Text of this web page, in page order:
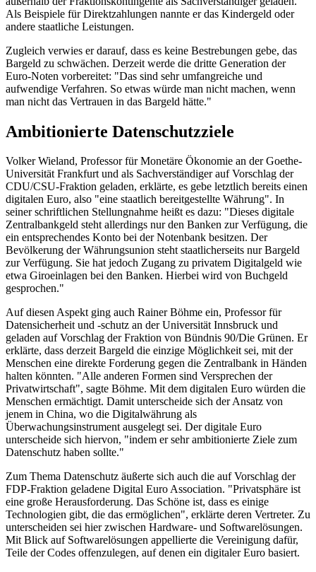
Als Beispiele für Direktzahlungen nannte er das Kindergeld oder
andere staatliche Leistungen.
Zugleich verwies er darauf, dass es keine Bestrebungen gebe, das
Bargeld zu schwächen. Derzeit werde die dritte Generation der
Euro-Noten vorbereitet: "Das sind sehr umfangreiche und
aufwendige Verfahren. So etwas würde man nicht machen, wenn
man nicht das Vertrauen in das Bargeld hätte."
Ambitionierte Datenschutzziele
Volker Wieland, Professor für Monetäre Ökonomie an der Goethe-
Universität Frankfurt und als Sachverständiger auf Vorschlag der
CDU/CSU-Fraktion geladen, erklärte, es gebe letztlich bereits einen
digitalen Euro, also "eine staatlich bereitgestellte Währung". In
seiner schriftlichen Stellungnahme heißt es dazu: "Dieses digitale
Zentralbankgeld steht allerdings nur den Banken zur Verfügung, die
ein entsprechendes Konto bei der Notenbank besitzen. Der
Bevölkerung der Währungsunion steht staatlicherseits nur Bargeld
zur Verfügung. Sie hat jedoch Zugang zu privatem Digitalgeld wie
etwa Giroeinlagen bei den Banken. Hierbei wird von Buchgeld
gesprochen."
Auf diesen Aspekt ging auch Rainer Böhme ein, Professor für
Datensicherheit und -schutz an der Universität Innsbruck und
geladen auf Vorschlag der Fraktion von Bündnis 90/Die Grünen. Er
erklärte, dass derzeit Bargeld die einzige Möglichkeit sei, mit der
Menschen eine direkte Forderung gegen die Zentralbank in Händen
halten könnten. "Alle anderen Formen sind Versprechen der
Privatwirtschaft", sagte Böhme. Mit dem digitalen Euro würden die
Menschen ermächtigt. Damit unterscheide sich der Ansatz von
jenem in China, wo die Digitalwährung als
Überwachungsinstrument ausgelegt sei. Der digitale Euro
unterscheide sich hiervon, "indem er sehr ambitionierte Ziele zum
Datenschutz haben sollte."
Zum Thema Datenschutz äußerte sich auch die auf Vorschlag der
FDP-Fraktion geladene Digital Euro Association. "Privatsphäre ist
eine große Herausforderung. Das Schöne ist, dass es einige
Technologien gibt, die das ermöglichen", erklärte deren Vertreter. Zu
unterscheiden sei hier zwischen Hardware- und Softwarelösungen.
Mit Blick auf Softwarelösungen appellierte die Vereinigung dafür,
Teile der Codes offenzulegen, auf denen ein digitaler Euro basiert.